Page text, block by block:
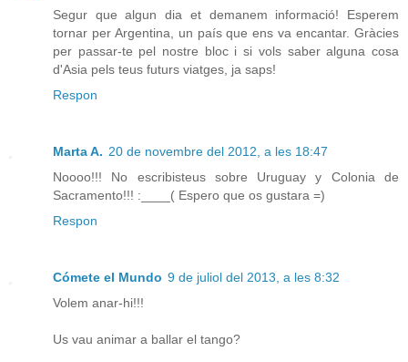
Segur que algun dia et demanem informació! Esperem
tornar per Argentina, un país que ens va encantar. Gràcies
per passar-te pel nostre bloc i si vols saber alguna cosa
d'Asia pels teus futurs viatges, ja saps!
Respon
Marta A. 20 de novembre del 2012, a les 18:47
Noooo!!! No escribisteus sobre Uruguay y Colonia de
Sacramento!!! :____( Espero que os gustara =)
Respon
Cómete el Mundo 9 de juliol del 2013, a les 8:32
Volem anar-hi!!!
Us vau animar a ballar el tango?